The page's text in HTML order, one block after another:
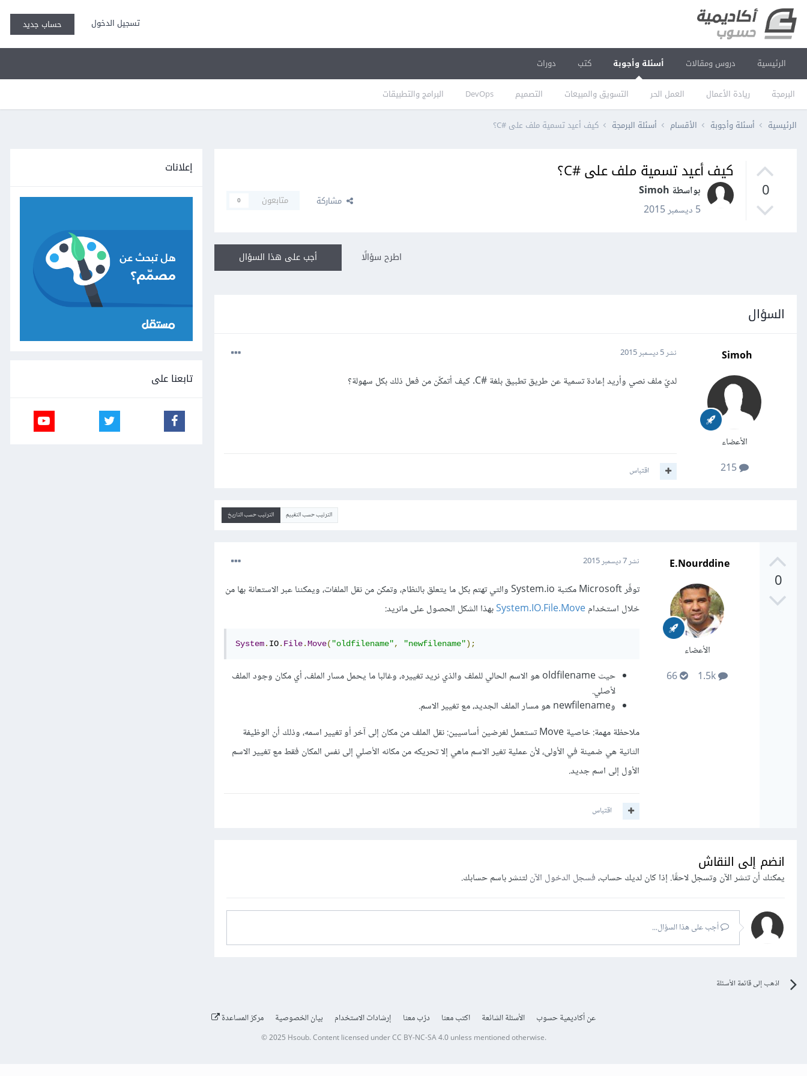
تسجيل الدخول حساب جديد
الرئيسية دروس ومقالات أسئلة وأجوبة
البرمجة ريادة الأعمال العمل الحر التسويق والمبيعات التصميم DevOps البرامج والتطبيقات
كتب دورات
الرئيسية أسئلة وأجوبة الأقسام أسئلة البرمجة كيف أعيد تسمية ملف على #C؟
0
كيف أعيد تسمية ملف على #C؟
بواسطة Simoh
5 ديسمبر 2015
مشاركة متابعون 0
أجب على هذا السؤال اطرح سؤالًا
السؤال
Simoh
الأعضاء
215
نشر5 ديسمبر 2015
لديّ ملف نصي وأريد إعادة تسمية عن طريق تطبيق بلغة #C. كيف أتمكّن من فعل ذلك بكل سهولة؟
اقتباس
الترتيب حسب التقييم الترتيب حسب التاريخ
0
E.Nourddine
الأعضاء
نشر7 ديسمبر 2015
توفّر Microsoft مكتبة System.io والتي تهتم بكل ما يتعلق بالنظام، وتمكن من نقل الملفات، ويمكننا عبر الاستعانة بها من
خلال استخدامSystem.IO.File.Moveبهذا الشكل الحصول على مانريد:
System. IO. File.Move( "oldfilename", "newfilename");
حيث oldfilename هو الاسم الحالي للملف والذي نريد تغييره، وغالبا ما يحمل مسار الملف، أي مكان وجود الملف
لأصلي.
وnewfilename هو مسار الملف الجديد، مع تغيير الاسم.
ملاحظة مهمة: خاصية Move تستعمل لغرضين أساسيين: نقل الملف من مكان إلى آخر أو تغيير اسمه، وذلك أن الوظيفة
الثانية هي ضمينة في الأولى، لأن عملية تغير الاسم ماهي إلا تحريكه من مكانه الأصلي إلى نفس المكان فقط مع تغيير الاسم
الأول إلى اسم جديد.
اقتباس
انضم إلى النقاش
يمكنك أن تنشر الآن وتسجل لاحقًا. إذا كان لديك حساب،فسجل الدخول الآنلتنشر باسم حسابك.
أجب على هذا السؤال...
اذهب إلى قائمة الأسئلة
إعلانات
تابعنا على
عن أكاديمية حسوب الأسئلة الشائعة اكتب معنا درّب معنا إرشادات الاستخدام بيان الخصوصية مركز المساعدة
© 2025 Hsoub.Content licensed underCC BY-NC-SA 4.0unless mentioned otherwise.